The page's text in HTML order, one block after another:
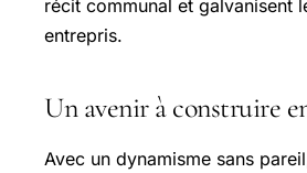
récit communal et galvanisent
entrepris.
Un avenir à construire
Avec un dynamisme sans